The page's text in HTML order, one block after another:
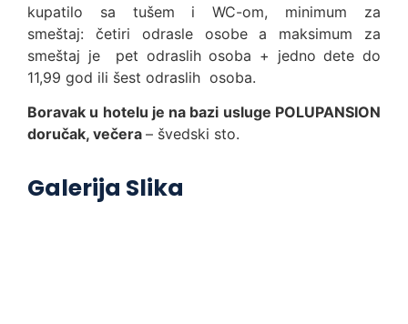
kupatilo sa tušem i WC-om, minimum za
smeštaj: četiri odrasle osobe a maksimum za
smeštaj je pet odraslih osoba + jedno dete do
11,99 god ili šest odraslih osoba.
Boravak u hotelu je na bazi usluge POLUPANSION
doručak, večera – švedski sto.
Galerija Slika